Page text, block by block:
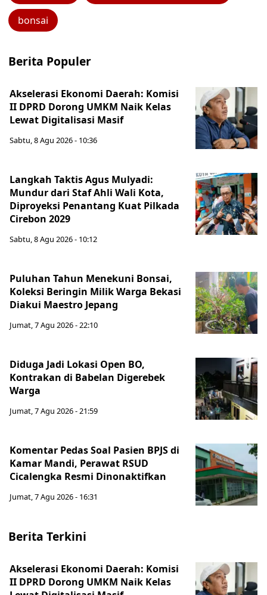
bonsai
Berita Populer
Akselerasi Ekonomi Daerah: Komisi
II DPRD Dorong UMKM Naik Kelas
Lewat Digitalisasi Masif
Sabtu, 8 Agu 2026 - 10:36
Langkah Taktis Agus Mulyadi:
Mundur dari Staf Ahli Wali Kota,
Diproyeksi Penantang Kuat Pilkada
Cirebon 2029
Sabtu, 8 Agu 2026 - 10:12
Puluhan Tahun Menekuni Bonsai,
Koleksi Beringin Milik Warga Bekasi
Diakui Maestro Jepang
Jumat, 7 Agu 2026 - 22:10
Diduga Jadi Lokasi Open BO,
Kontrakan di Babelan Digerebek
Warga
Jumat, 7 Agu 2026 - 21:59
Komentar Pedas Soal Pasien BPJS di
Kamar Mandi, Perawat RSUD
Cicalengka Resmi Dinonaktifkan
Jumat, 7 Agu 2026 - 16:31
Berita Terkini
Akselerasi Ekonomi Daerah: Komisi
II DPRD Dorong UMKM Naik Kelas